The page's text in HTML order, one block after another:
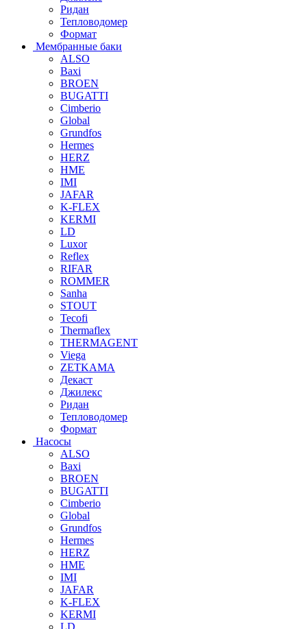
Ридан
Тепловодомер
Формат
Мембранные баки
ALSO
Baxi
BROEN
BUGATTI
Cimberio
Global
Grundfos
Hermes
HERZ
HME
IMI
JAFAR
K-FLEX
KERMI
LD
Luxor
Reflex
RIFAR
ROMMER
Sanha
STOUT
Tecofi
Thermaflex
THERMAGENT
Viega
ZETKAMA
Декаст
Джилекс
Ридан
Тепловодомер
Формат
Насосы
ALSO
Baxi
BROEN
BUGATTI
Cimberio
Global
Grundfos
Hermes
HERZ
HME
IMI
JAFAR
K-FLEX
KERMI
LD